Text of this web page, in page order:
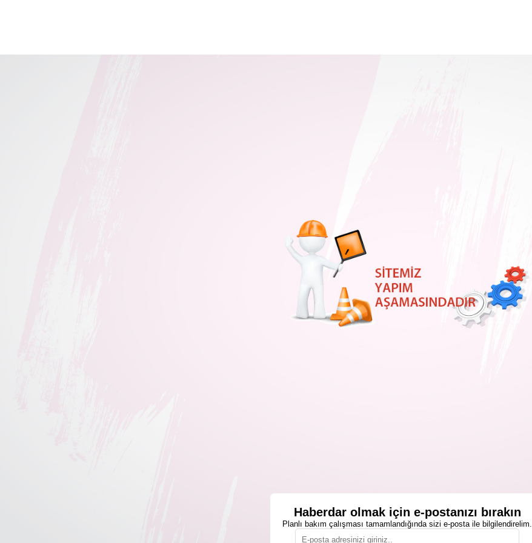
Haberdar olmak için e-postanızı bırakın
Planlı bakım çalışması tamamlandığında sizi e-posta ile bilgilendirelim.